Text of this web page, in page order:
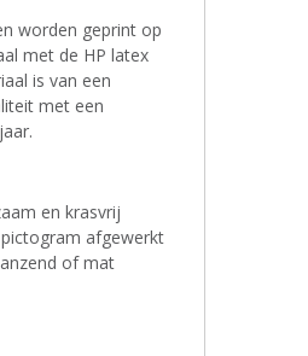
worden geprint op
met de HP latex
is van een
met een
en krasvrij
afgewerkt
of mat